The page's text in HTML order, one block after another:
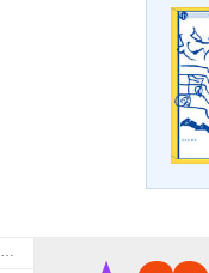
뮤지컬 〈휴남동 서점〉X 황보름 작가 북토크